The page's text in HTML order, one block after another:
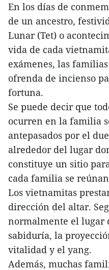
En los días de
de un ancestro,
Lunar (Tet) o
vida de cada
exámenes, las
ofrenda de incienso
fortuna.
Se puede decir que
ocurren en la familia
antepasados por el
alrededor del lugar
constituye un sitio
cada familia se
Los vietnamitas
dirección del altar.
normalmente el lugar
sabiduría, la
vitalidad y el yang.
Además, muchas